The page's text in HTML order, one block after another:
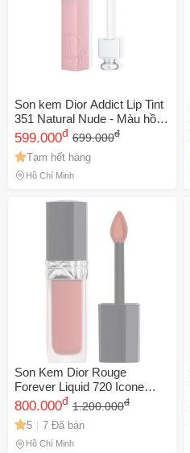
Son kem Dior Addict Lip Tint
351 Natural Nude - Màu hồng
khô, Chất son mịn, Bám màu
12 giờ - Son tint Nữ cao cấp
chính hãng
599.000đ 699.000đ
Tạm hết hàng
Hồ Chí Minh
Son Kem Dior Rouge
Forever Liquid 720 Icone
Màu Hồng Đất - Son Kem
Cao Cấp Pháp, Độ Bám Màu
Lên Đến 12 Giờ, Chất Son
Mịn Mượt
800.000đ 1.200.000đ
5 7 Đã bán
Hồ Chí Minh